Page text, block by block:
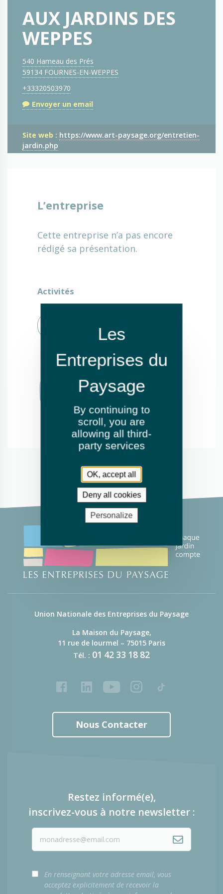
AUX JARDINS DES
WEPPES
540 Hameau des Prés
59134 FOURNES-EN-WEPPES
+33320503970
Envoyer un email
Site web : https://www.art-paysage.org/entretien-
jardin.php
L’entreprise
Cette entreprise n’a pas encore
rédigé sa présentation.
Activités
Union Nationale des Entreprises du Paysage
La Maison du Paysage,
11 rue de lourmel – 75015 Paris
Tél. : 01 42 33 18 82
FacebookLinkedInYoutubeInstagram
Tiktok
Nous Contacter
Restez informé(e),
inscrivez-vous à notre newsletter :
En renseignant votre adresse email, vous
acceptez explicitement de recevoir la
By continuing to
scroll, you are
allowing all third-
party services
OK, accept all
Deny all cookies
Personalize